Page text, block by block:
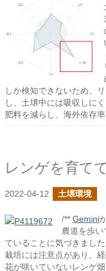
しか検知できないため、
し、土壌中には吸収しに
肥料を減らし、海外依存
レンゲを育て
2022-04-12 土壌環境
/** Gemini
農道を歩い
ていることに気づきまし
栽培には注意点があり、
花が咲いていないレンゲ